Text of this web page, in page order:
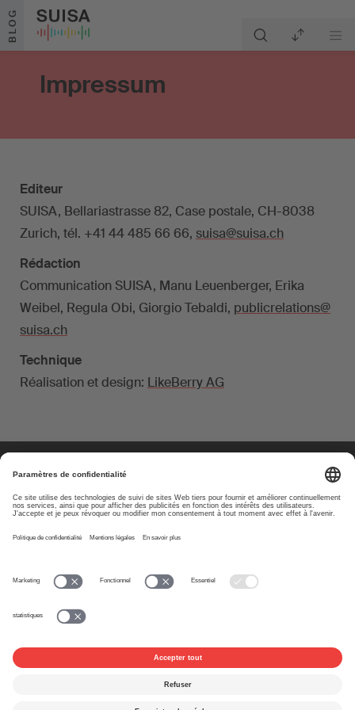
Aller au contenu
BLOG
Impressum
Editeur
SUISA, Bellariastrasse 82, Case postale, CH-8038
Zurich, tél. +41 44 485 66 66, suisa@suisa.ch
Rédaction
Communication SUISA, Manu Leuenberger, Erika
Weibel, Regula Obi, Giorgio Tebaldi, publicrelations@
suisa.ch
Technique
Réalisation et design: LikeBerry AG
www.suisa.ch
À propos
Clause de non-
responsabilité
Paramètres de confidentialité